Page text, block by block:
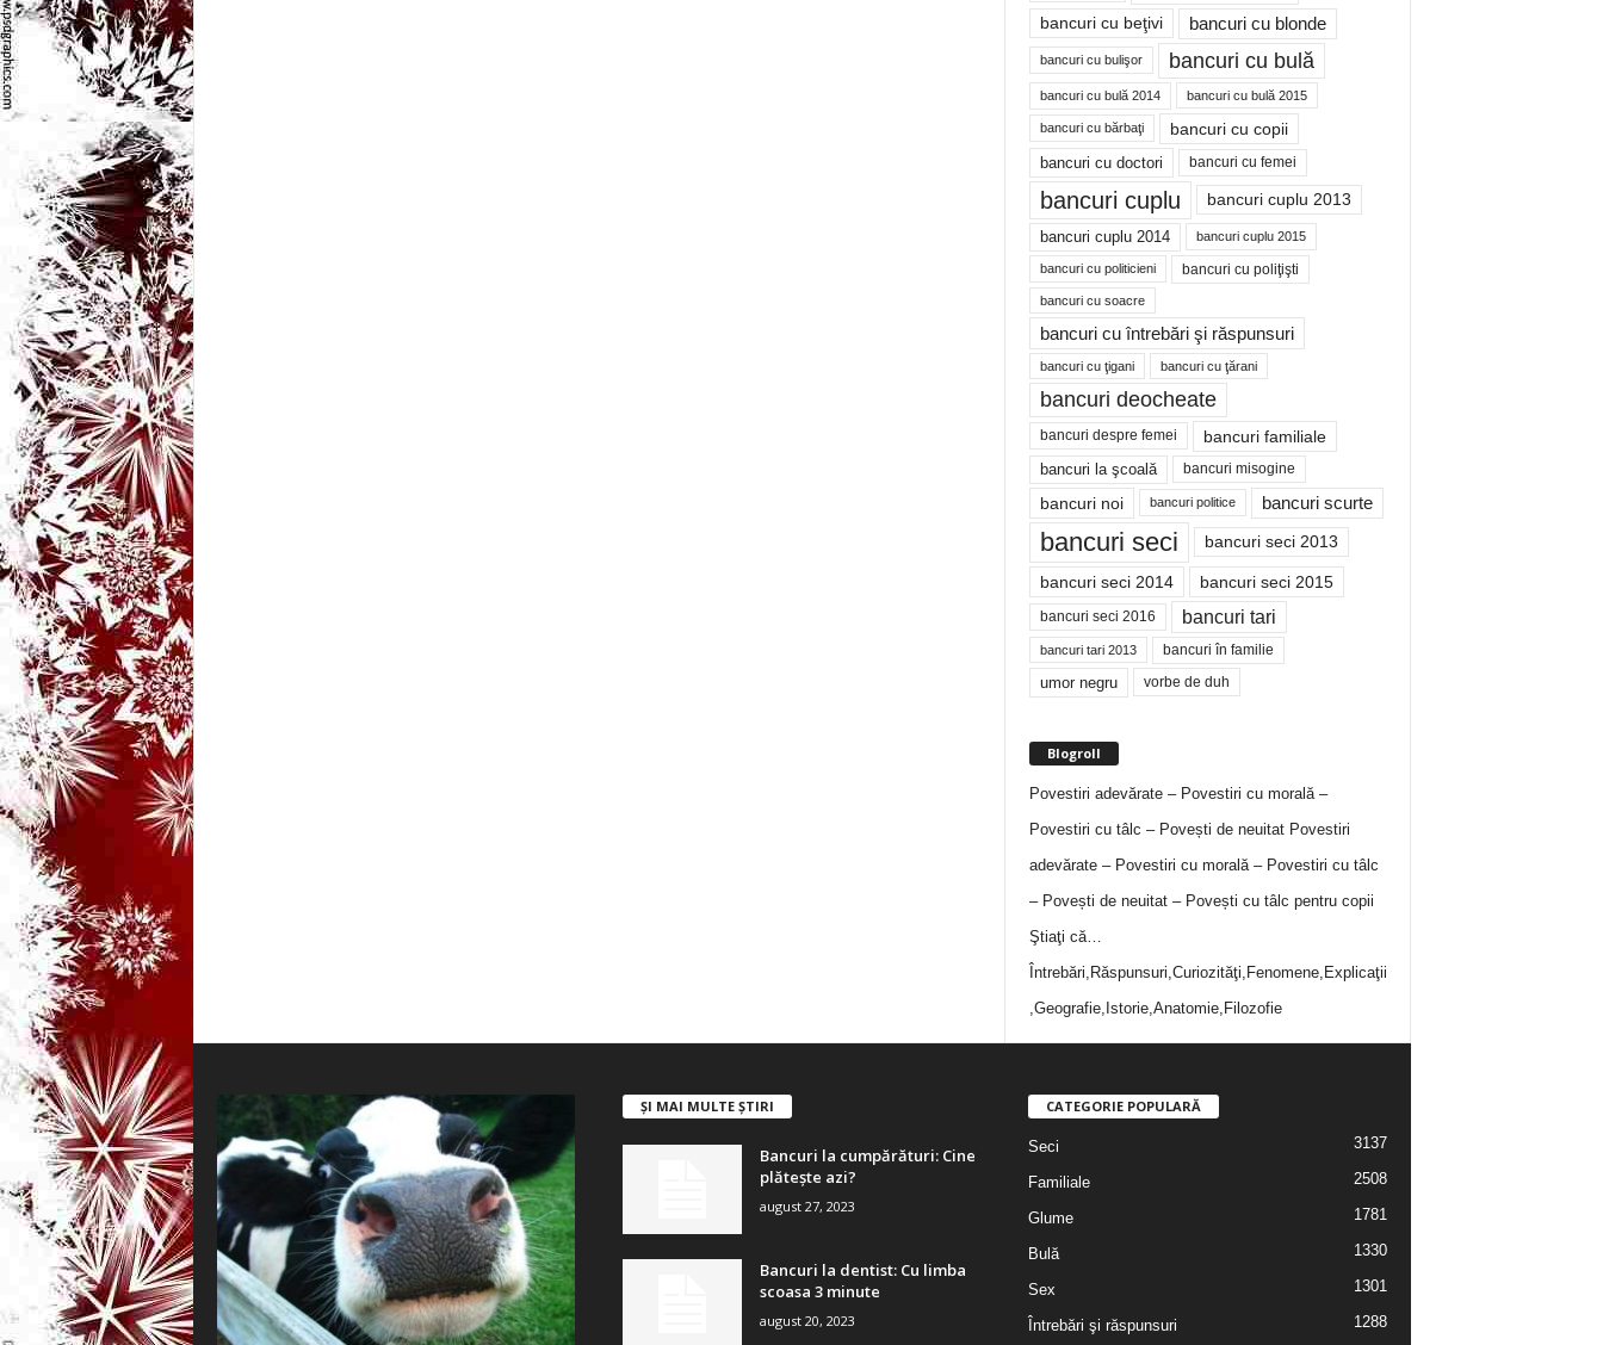
bancuri cu beţivi bancuri cu blonde
bancuri cu bulişor bancuri cu bulă
bancuri cu bulă 2014 bancuri cu bulă 2015
bancuri cu bărbaţi bancuri cu copii
bancuri cu doctori bancuri cu femei
bancuri cuplu bancuri cuplu 2013
bancuri cuplu 2014 bancuri cuplu 2015
bancuri cu politicieni bancuri cu poliţişti
bancuri cu soacre
bancuri cu întrebări şi răspunsuri
bancuri cu ţigani bancuri cu ţărani
bancuri deocheate
bancuri despre femei bancuri familiale
bancuri la şcoală bancuri misogine
bancuri noi bancuri politice bancuri scurte
bancuri seci bancuri seci 2013
bancuri seci 2014 bancuri seci 2015
bancuri seci 2016 bancuri tari
bancuri tari 2013 bancuri în familie
umor negru vorbe de duh
Blogroll
Povestiri adevărate – Povestiri cu morală –
Povestiri cu tâlc – Povești de neuitatPovestiri
adevărate – Povestiri cu morală – Povestiri cu tâlc
– Povești de neuitat – Povești cu tâlc pentru copii
Ştiaţi că…
Întrebări,Răspunsuri,Curiozităţi,Fenomene,Explicaţii
,Geografie,Istorie,Anatomie,Filozofie
ȘI MAI MULTE ȘTIRI
Bancuri la cumpărături: Cine
plătește azi?
august 27, 2023
Bancuri la dentist: Cu limba
scoasa 3 minute
august 20, 2023
CATEGORIE POPULARĂ
Seci 3137
Familiale 2508
Glume 1781
Bulă 1330
Sex 1301
Întrebări şi răspunsuri 1288